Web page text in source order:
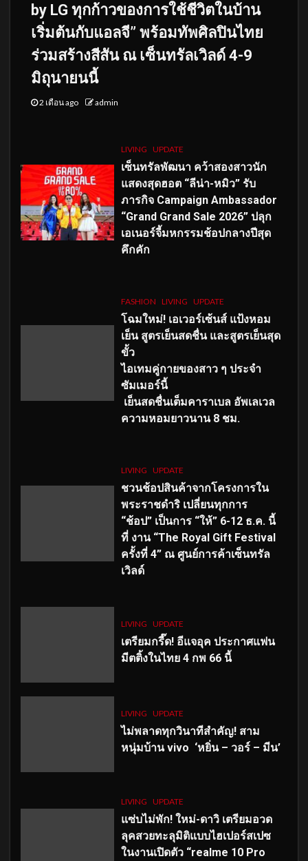
by LG ทุกก้าวของการใช้ชีวิตในบ้าน
เริ่มต้นกับแอลจี” พร้อมทัพศิลปินไทย
ร่วมสร้างสีสัน ณ เซ็นทรัลเวิลด์ 4-9
มิถุนายนนี้
2 เดือน ago admin
LIVING UPDATE
เซ็นทรัลพัฒนา คว้าสองสาวนัก
แสดงสุดฮอต “ลีน่า-หมิว” รับ
ภารกิจ Campaign Ambassador
“Grand Grand Sale 2026” ปลุก
เอเนอร์จี้มหกรรมช้อปกลางปีสุด
คึกคัก
FASHION LIVING UPDATE
โฉมใหม่! เอเวอร์เซ้นส์ แป้งหอม
เย็น สูตรเย็นสดชื่น และสูตรเย็นสุด
ขั้ว
ไอเทมคู่กายของสาว ๆ ประจำ
ซัมเมอร์นี้
เย็นสดชื่นเต็มคาราเบล อัพเลเวล
ความหอมยาวนาน 8 ชม.
LIVING UPDATE
ชวนช้อปสินค้าจากโครงการใน
พระราชดำริ เปลี่ยนทุกการ
“ช้อป” เป็นการ “ให้” 6-12 ธ.ค. นี้
ที่ งาน “The Royal Gift Festival
ครั้งที่ 4” ณ ศูนย์การค้าเซ็นทรัล
เวิลด์
LIVING UPDATE
เตรียมกรี๊ด! อีแจอุค ประกาศแฟน
มีตติ้งในไทย 4 กพ 66 นี้
LIVING UPDATE
ไม่พลาดทุกวินาทีสำคัญ! สาม
หนุ่มบ้าน vivo ‘หยิ่น – วอร์ – มีน’
LIVING UPDATE
แซ่บไม่พัก! ใหม่-ดาวิ เตรียมอวด
ลุคสวยทะลุมิติแบบไฮเปอร์สเปซ
ในงานเปิดตัว “realme 10 Pro